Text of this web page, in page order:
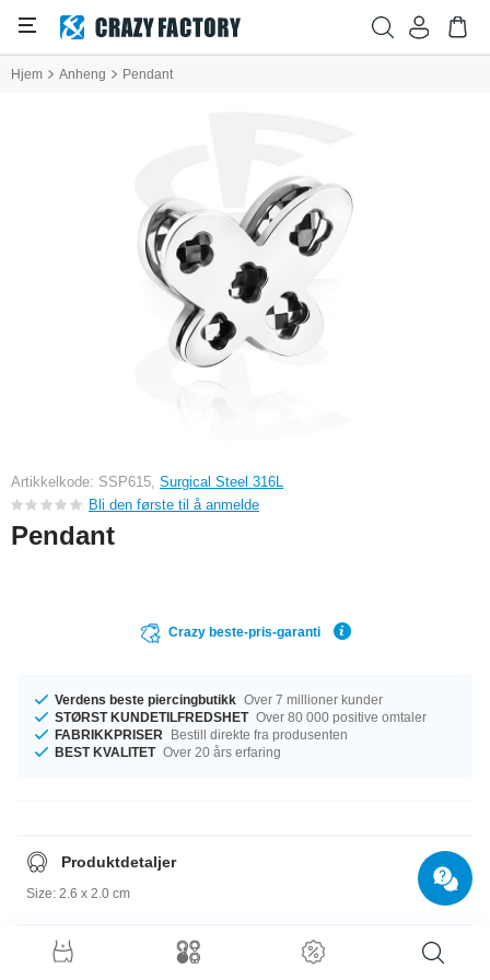
Hjem Anheng Pendant
Artikkelkode: SSP615, Surgical Steel 316L
Bli den første til å anmelde
Pendant
Crazy beste-pris-garanti
Verdens beste piercingbutikk Over 7 millioner kunder
STØRST KUNDETILFREDSHET Over 80 000 positive omtaler
FABRIKKPRISER
Bestill direkte fra produsenten
BEST KVALITET Over 20 års erfaring
Produktdetaljer
Size: 2.6 x 2.0 cm
Størrelsesguide